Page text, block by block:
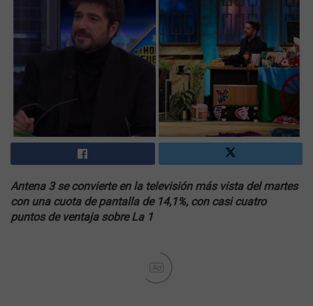
Antena 3 se convierte en la televisión más vista del martes
con una cuota de pantalla de 14,1%, con casi cuatro
puntos de ventaja sobre La 1
Ad